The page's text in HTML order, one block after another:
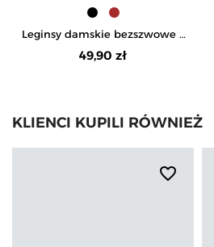
Leginsy damskie bezszwowe z
wysokim stanem prążkowane
getry kryjące sportowe
49,90 zł
KLIENCI KUPILI RÓWNIEŻ
favorite_border